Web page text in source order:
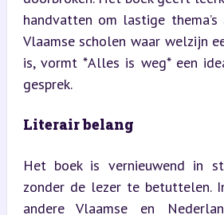
handvatten om lastige
Vlaamse scholen waar welzijn
is, vormt *Alles is weg* een
gesprek.
Literair belang
Het boek is vernieuwend in
zonder de lezer te betuttelen.
andere Vlaamse en